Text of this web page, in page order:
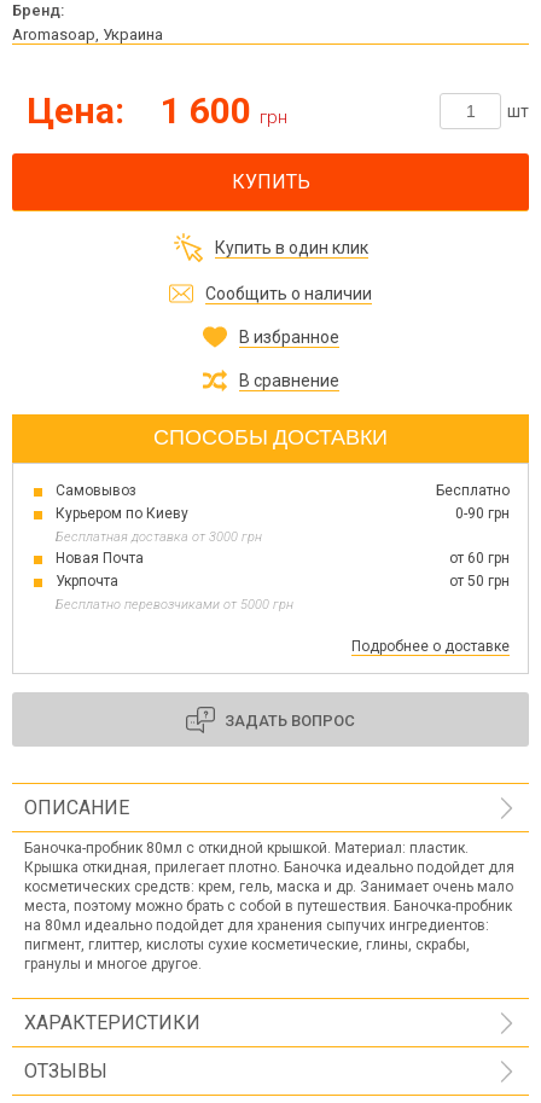
Бренд:
Aromasoap, Украина
Цена: 1 600 грн шт
КУПИТЬ
Купить в один клик
Сообщить о наличии
В избранное
В сравнение
СПОСОБЫ ДОСТАВКИ
Самовывоз
Бесплатно
Курьером по Киеву
0-90 грн
Бесплатная доставка от 3000 грн
Новая Почта
от 60 грн
Укрпочта
от 50 грн
Бесплатно перевозчиками от 5000 грн
Подробнее о доставке
ЗАДАТЬ ВОПРОС
ОПИСАНИЕ
Баночка-пробник 80мл с откидной крышкой. Материал: пластик.
Крышка откидная, прилегает плотно. Баночка идеально подойдет для
косметических средств: крем, гель, маска и др. Занимает очень мало
места, поэтому можно брать с собой в путешествия. Баночка-пробник
на 80мл идеально подойдет для хранения сыпучих ингредиентов:
пигмент, глиттер, кислоты сухие косметические, глины, скрабы,
гранулы и многое другое.
ХАРАКТЕРИСТИКИ
ОТЗЫВЫ